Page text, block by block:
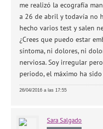
me realizó la ecografía
a 26 de abril y todavía no
hecho varios test y salen
¿Crees que puedo estar
síntoma, ni dolores, ni
nerviosa. Soy irregular
periodo, el máximo ha
26/04/2016 a las 17:55
Sara Salgado